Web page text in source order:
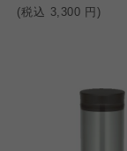
(税込 3,300 円)